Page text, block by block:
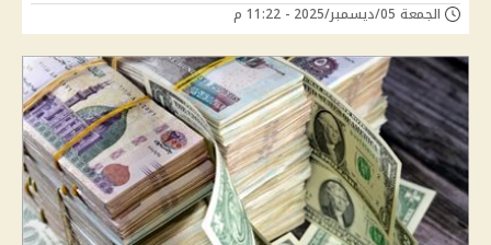
الجمعة 05/ديسمبر/2025 - 11:22 م